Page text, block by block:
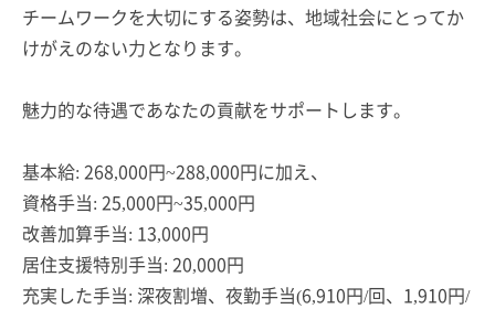
チームワークを大切にする姿勢は、地域社会にとってか
けがえのない力となります。
魅力的な待遇であなたの貢献をサポートします。
基本給: 268,000円~288,000円に加え、
資格手当: 25,000円~35,000円
改善加算手当: 13,000円
居住支援特別手当: 20,000円
充実した手当: 深夜割増、夜勤手当(6,910円/回、1,910円/